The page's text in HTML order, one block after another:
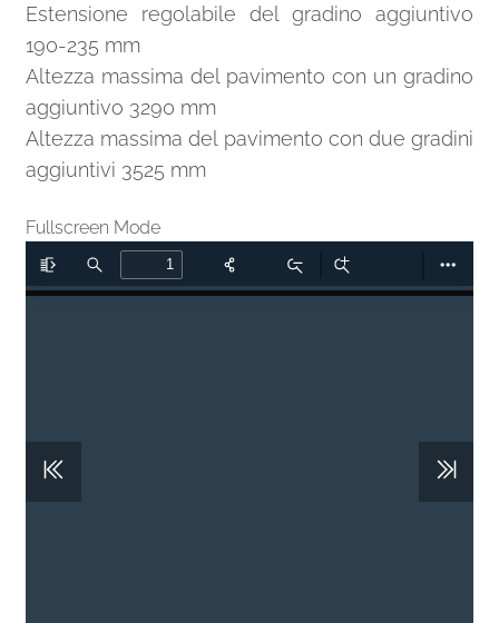
Estensione regolabile del gradino aggiuntivo
190-235 mm
Altezza massima del pavimento con un gradino
aggiuntivo 3290 mm
Altezza massima del pavimento con due gradini
aggiuntivi 3525 mm
Fullscreen Mode